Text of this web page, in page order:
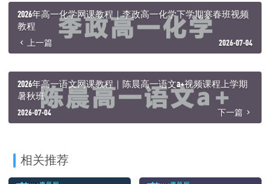
2026年高一化学网课教程｜李政高一化学下学期寒春班视频
教程
上一篇 2026-07-04
2026年高一语文网课教程｜陈晨高一语文a+视频课程上学期
暑秋班
2026-07-04 下一篇
相关推荐